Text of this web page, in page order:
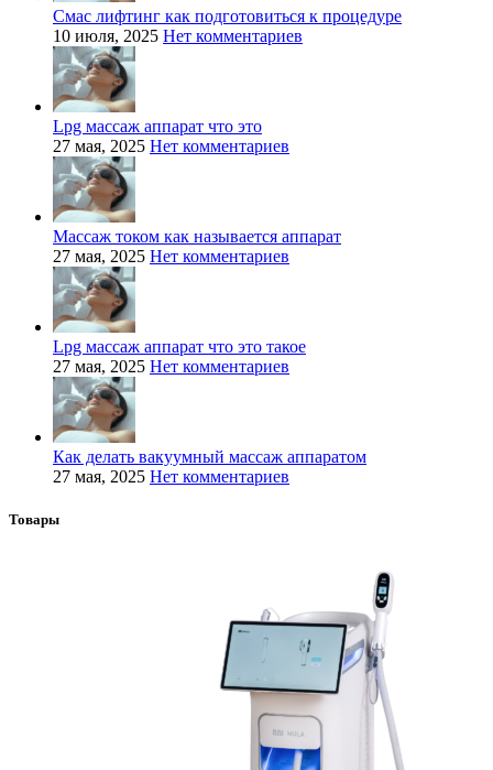
Смас лифтинг как подготовиться к процедуре
10 июля, 2025 Нет комментариев
Lpg массаж аппарат что это
27 мая, 2025 Нет комментариев
Массаж током как называется аппарат
27 мая, 2025 Нет комментариев
Lpg массаж аппарат что это такое
27 мая, 2025 Нет комментариев
Как делать вакуумный массаж аппаратом
27 мая, 2025 Нет комментариев
Товары